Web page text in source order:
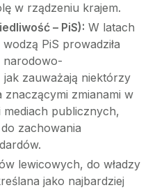
w rządzeniu krajem.
– PiS): W latach
PiS prowadziła
narodowo-
zauważają niektórzy
znaczącymi zmianami w
mediach publicznych,
zachowania
lewicowych, do władzy
jako najbardziej